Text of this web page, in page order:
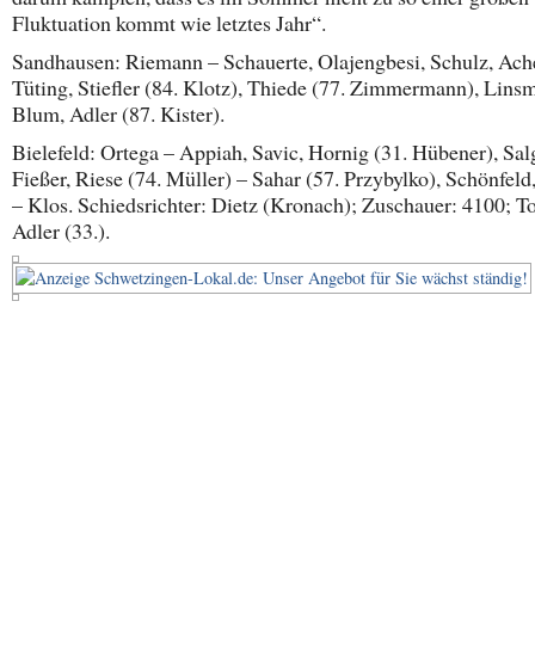
Fluktuation kommt wie letztes Jahr“.
Sandhausen: Riemann – Schauerte, Olajengbesi, Schulz,
Tüting, Stiefler (84. Klotz), Thiede (77. Zimmermann),
Blum, Adler (87. Kister).
Bielefeld: Ortega – Appiah, Savic, Hornig (31. Hübener),
Fießer, Riese (74. Müller) – Sahar (57. Przybylko),
– Klos. Schiedsrichter: Dietz (Kronach); Zuschauer: 4100;
Adler (33.).